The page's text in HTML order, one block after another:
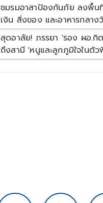
ชมรมอาสาป้องกันภัย ลงพื้น
เงิน สิ่งของ และอาหารกลาง
บ้านหนองน้ำใส
สุดอาลัย! ภรรยา 'รอง ผอ.
ถึงสามี 'หนูและลูกภูมิใจในตัว